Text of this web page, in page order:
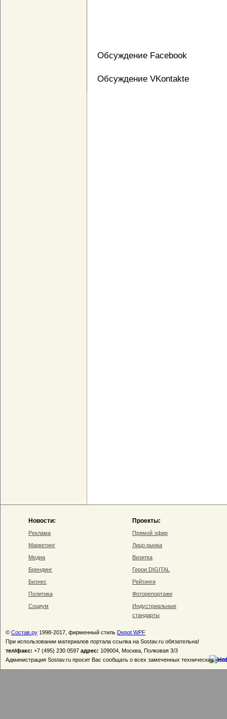
Обсуждение Facebook
Обсуждение VKontakte
Новости:
Реклама
Маркетинг
Медиа
Брендинг
Бизнес
Политика
Социум
Проекты:
Прямой эфир
Лицо рынка
Визитка
Герои DIGITAL
Рейтинги
Фоторепортажи
Индустриальные
стандарты
© Состав.ру 1998-2017, фирменный стиль Depot WPF
При использовании материалов портала ссылка на Sostav.ru обязательна!
тел/факс: +7 (495) 230 0597 адрес: 109004, Москва, Полковая 3/3
Администрация Sostav.ru просит Вас сообщать о всех замеченных технических